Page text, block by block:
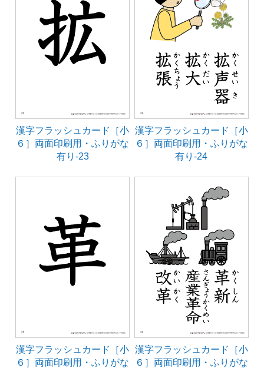
漢字フラッシュカード［小
６］両面印刷用・ふりがな
有り-23
漢字フラッシュカード［小
６］両面印刷用・ふりがな
有り-24
漢字フラッシュカード［小
６］両面印刷用・ふりがな
漢字フラッシュカード［小
６］両面印刷用・ふりがな